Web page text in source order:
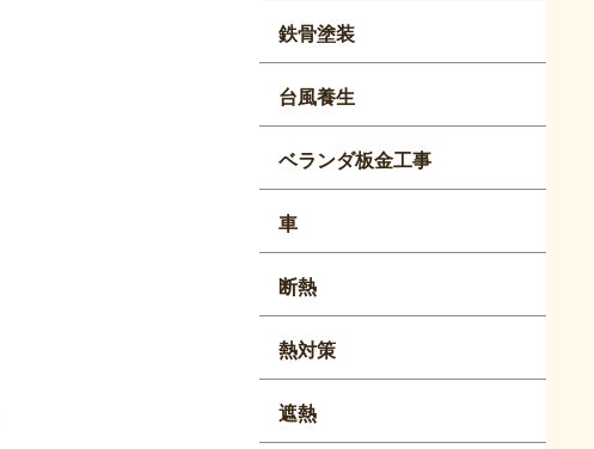
鉄骨塗装
台風養生
ベランダ板金工事
車
断熱
熱対策
遮熱